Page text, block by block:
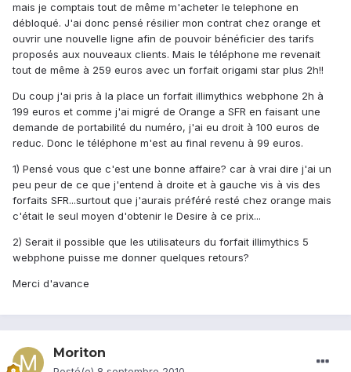
mais je comptais tout de même m'acheter le telephone en
débloqué. J'ai donc pensé résilier mon contrat chez orange et
ouvrir une nouvelle ligne afin de pouvoir bénéficier des tarifs
proposés aux nouveaux clients. Mais le téléphone me revenait
tout de même à 259 euros avec un forfait origami star plus 2h!!
Du coup j'ai pris à la place un forfait illimythics webphone 2h à
199 euros et comme j'ai migré de Orange a SFR en faisant une
demande de portabilité du numéro, j'ai eu droit à 100 euros de
reduc. Donc le téléphone m'est au final revenu à 99 euros.
1) Pensé vous que c'est une bonne affaire? car à vrai dire j'ai un
peu peur de ce que j'entend à droite et à gauche vis à vis des
forfaits SFR...surtout que j'aurais préféré resté chez orange mais
c'était le seul moyen d'obtenir le Desire à ce prix...
2) Serait il possible que les utilisateurs du forfait illimythics 5
webphone puisse me donner quelques retours?
Merci d'avance
Moriton